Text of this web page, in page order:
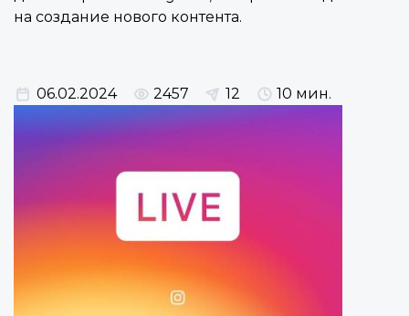
на создание нового контента.
06.02.2024 2457 12 10 мин.